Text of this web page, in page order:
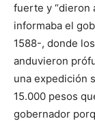
fuerte y “dieron
informaba el
1588-, donde
anduvieron
una expedición
15.000 pesos
gobernador